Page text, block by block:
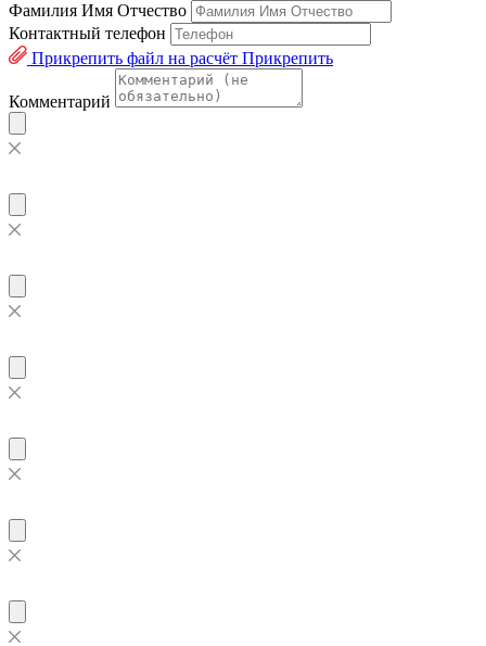
Фамилия Имя Отчество
Контактный телефон
Прикрепить файл на расчёт Прикрепить
Комментарий